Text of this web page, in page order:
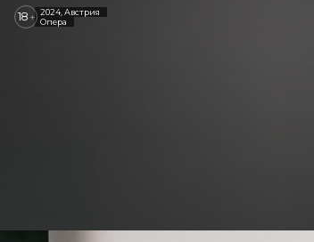
18 + 2024, Австрия
Опера